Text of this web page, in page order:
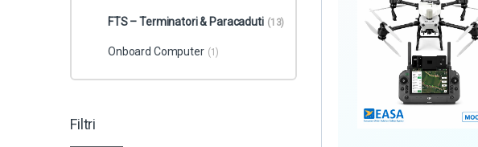
FTS – Terminatori & Paracaduti (13)
Onboard Computer (1)
Filtri